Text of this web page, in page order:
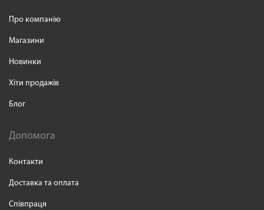
Про компанію
Магазини
Новинки
Хіти продажів
Блог
Допомога
Контакти
Доставка та оплата
Співпраця